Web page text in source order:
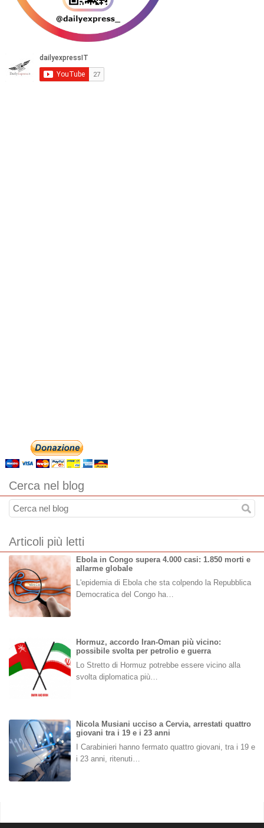
Cerca nel blog
Articoli più letti
Ebola in Congo supera 4.000 casi: 1.850 morti e
allarme globale
L'epidemia di Ebola che sta colpendo la Repubblica
Democratica del Congo ha…
Hormuz, accordo Iran-Oman più vicino:
possibile svolta per petrolio e guerra
Lo Stretto di Hormuz potrebbe essere vicino alla
svolta diplomatica più…
Nicola Musiani ucciso a Cervia, arrestati quattro
giovani tra i 19 e i 23 anni
I Carabinieri hanno fermato quattro giovani, tra i 19 e
i 23 anni, ritenuti…